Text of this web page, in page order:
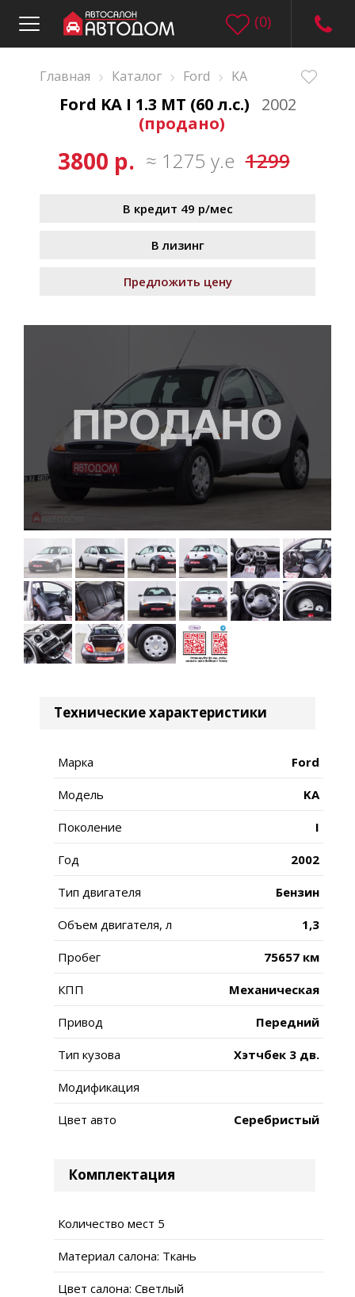
(0)
Главная › Каталог › Ford › KA
Ford KA I 1.3 MT (60 л.с.)
2002
(продано)
3800 р. ≈ 1275 у.е 1299
В кредит 49 р/мес
В лизинг
Предложить цену
Технические характеристики
Марка Ford
Модель KA
Поколение I
Год 2002
Тип двигателя Бензин
Объем двигателя, л 1,3
Пробег 75657 км
КПП Механическая
Привод Передний
Тип кузова Хэтчбек 3 дв.
Модификация
Цвет авто Серебристый
Комплектация
Количество мест 5
Материал салона: Ткань
Цвет салона: Светлый